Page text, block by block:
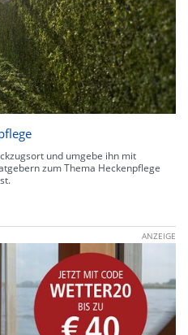
und umgebe ihn mit
zum Thema Heckenpflege
ANZEIGE